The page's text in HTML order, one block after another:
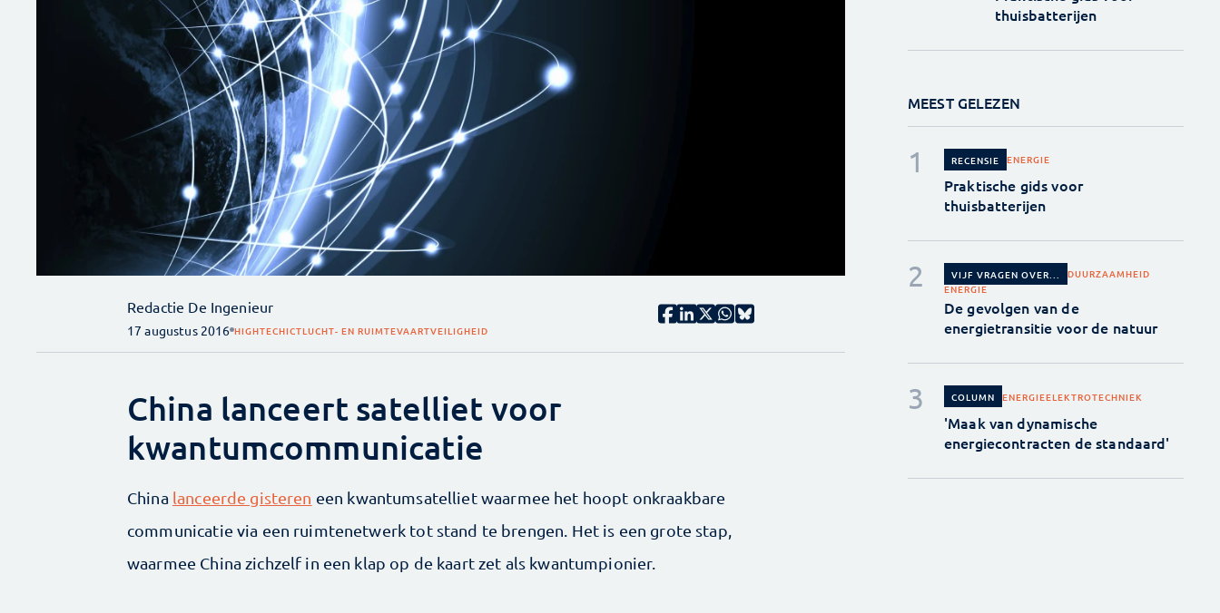
Redactie De Ingenieur
17 augustus 2016 HIGHTECHICTLUCHT- EN RUIMTEVAARTVEILIGHEID
China lanceert satelliet voor
kwantumcommunicatie
China lanceerde gisteren een kwantumsatelliet waarmee het hoopt onkraakbare
communicatie via een ruimtenetwerk tot stand te brengen. Het is een grote stap,
waarmee China zichzelf in een klap op de kaart zet als kwantumpionier.
thuisbatterijen
MEEST GELEZEN
RECENSIE ENERGIE
Praktische gids voor
thuisbatterijen
VIJF VRAGEN OVER...
DUURZAAMHEID
ENERGIE
De gevolgen van de
energietransitie voor de natuur
COLUMN ENERGIEELEKTROTECHNIEK
'Maak van dynamische
energiecontracten de standaard'